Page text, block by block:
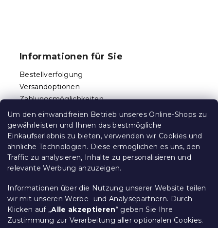
Um den einwandfreien Betrieb unseres Online-Shops zu
gewährleisten und Ihnen das bestmögliche
Einkaufserlebnis zu bieten, verwenden wir Cookies und
ähnliche Technologien. Diese ermöglichen es uns, den
Traffic zu analysieren, Inhalte zu personalisieren und
relevante Werbung anzuzeigen.
Informationen über die Nutzung unserer Website teilen
wir mit unseren Werbe- und Analysepartnern. Durch
Klicken auf „Alle akzeptieren“ geben Sie Ihre
Zustimmung zur Verarbeitung aller optionalen Cookies.
s
e
Informationen für Sie
Bestellverfolgung
Versandoptionen
Zahlungsmöglichkeiten
Reklamationen und Rücksendungen
Kontakt
Allgemeine Geschäftsbedingungen
Datenschutz
Ethischer Kodex
Für Partner
Impressum